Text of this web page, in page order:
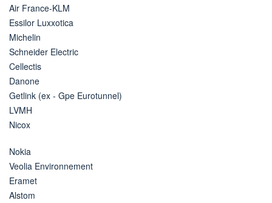
Air France-KLM
Essilor Luxxotica
Michelin
Schneider Electric
Cellectis
Danone
Getlink (ex - Gpe Eurotunnel)
LVMH
Nicox
Nokia
Veolia Environnement
Eramet
Alstom